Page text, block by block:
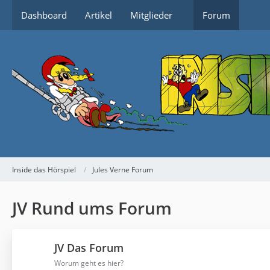
Dashboard Artikel Mitglieder Forum
Inside das Hörspiel Jules Verne Forum
JV Rund ums Forum
JV Das Forum
Worum geht es hier?